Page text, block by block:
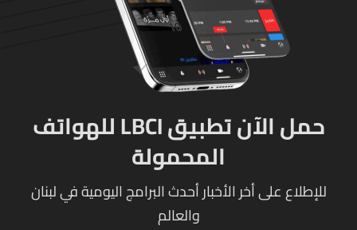
حمل الآن تطبيق LBCI للهواتف
المحمولة
للإطلاع على أخر الأخبار أحدث البرامج اليومية في لبنان
والعالم